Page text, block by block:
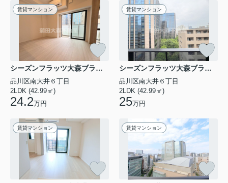
新空港線の整備が本格的に進められている中で、蒲田エ
リアを取り巻く交通環境は大きな転換期を迎えつつあり
ます。新たに設けられる蒲田新駅では切り欠きホームと
いう特徴的な構造が採用され、さらに蒲田駅には新空
港...
2026.08.02
家族で...
2026年8月9日に開催される大蒲田祭は、毎年多くの家
族連れでにぎわう一大イベントです。華やかな山車や神
ての大田区や蒲田エリアの魅力を、五感で実感でき...
2026.08.01
大田区1人暮らしの家賃相場はどれくらい？みんなの家
賃5万円か...
賃貸マンション
シーズンフラッツ大森ブライト
品川区南大井６丁目
2LDK (42.99㎡)
24.2万円
賃貸マンション
シーズンフラッツ大森ブライト
品川区南大井６丁目
2LDK (42.99㎡)
25万円
賃貸マンション 賃貸マンション